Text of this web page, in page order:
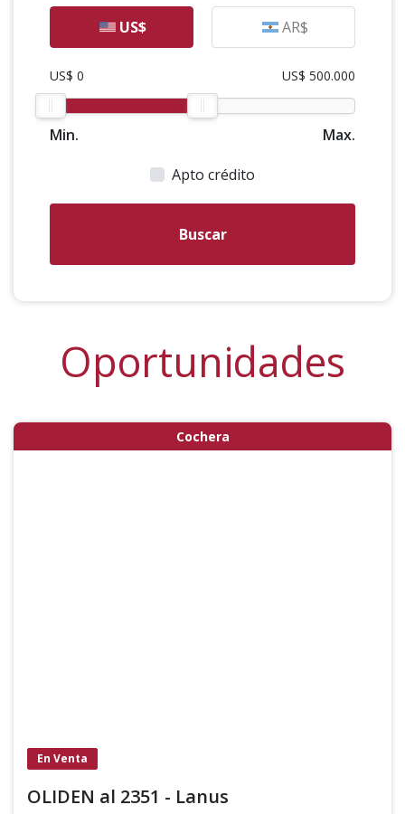
US$ AR$
US$ 0 US$ 500.000
Min.
Max.
Apto crédito
Buscar
Oportunidades
Cochera
En Venta
OLIDEN al 2351 - Lanus